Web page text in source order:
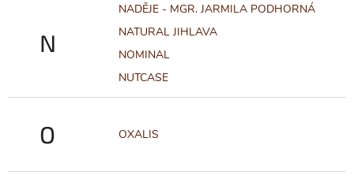
N
NADĚJE - MGR. JARMILA PODHORNÁ
NATURAL JIHLAVA
NOMINAL
NUTCASE
O OXALIS